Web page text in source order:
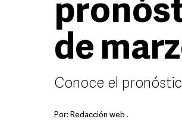
de
Conoce el
Por: Redacción web .